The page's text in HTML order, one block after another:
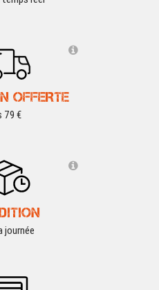
OFFERTE
79 €
journée